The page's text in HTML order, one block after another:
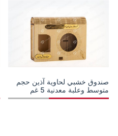
صندوق خشبي لحاوية آذين حجم
متوسط وعلبة معدنية 5 غم